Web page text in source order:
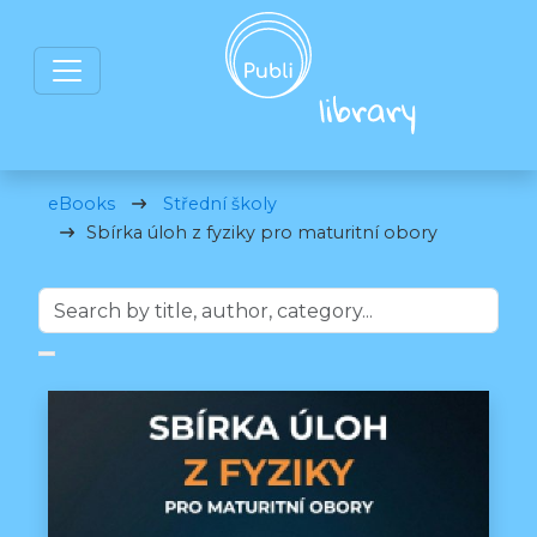
eBooks
Střední školy
Sbírka úloh z fyziky pro maturitní obory